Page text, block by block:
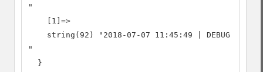
"
    [1]=>
string(92) "2018-07-07 11:45:49 | DEBUG |
"
  }